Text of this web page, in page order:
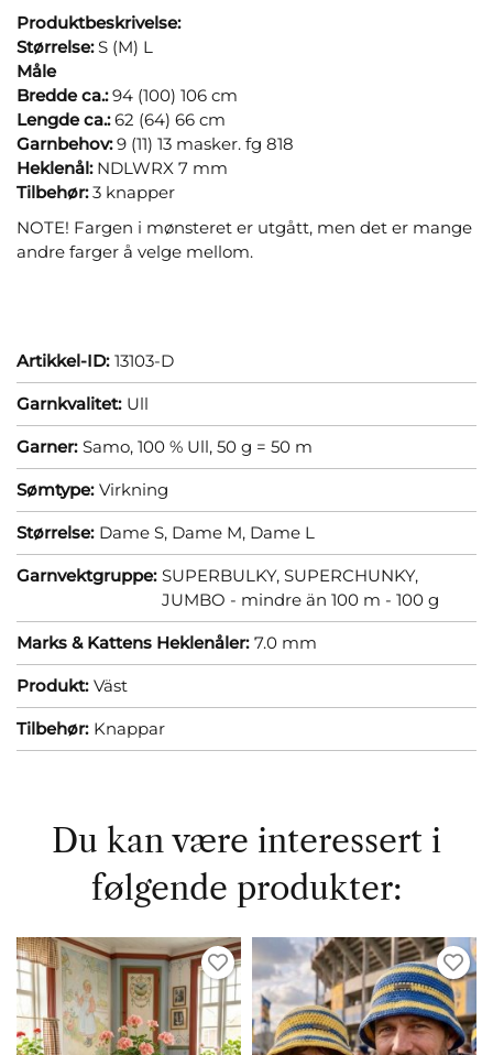
Produktbeskrivelse:
Størrelse:S (M) L
Måle
Bredde ca.:94 (100) 106 cm
Lengde ca.:62 (64) 66 cm
Garnbehov:9 (11) 13 masker. fg 818
Heklenål:NDLWRX 7 mm
Tilbehør:3 knapper
NOTE! Fargen i mønsteret er utgått, men det er mange
andre farger å velge mellom.
Artikkel-ID: 13103-D
Garnkvalitet: Ull
Garner: Samo, 100 % Ull, 50 g = 50 m
Sømtype: Virkning
Størrelse: Dame S, Dame M, Dame L
Garnvektgruppe: SUPERBULKY, SUPERCHUNKY,
JUMBO - mindre än 100 m - 100 g
Marks & Kattens Heklenåler: 7.0 mm
Produkt: Väst
Tilbehør: Knappar
Du kan være interessert i
følgende produkter: